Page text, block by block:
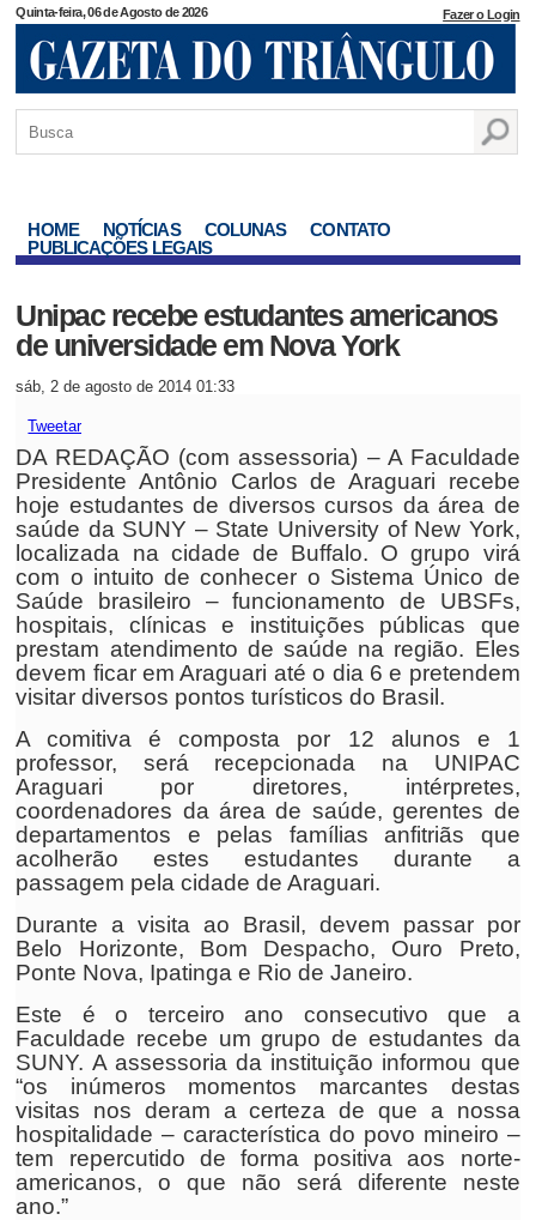
Quinta-feira, 06 de Agosto de 2026 Fazer o Login
HOME NOTÍCIAS COLUNAS
CONTATO
PUBLICAÇÕES LEGAIS
Unipac recebe estudantes americanos
de universidade em Nova York
sáb, 2 de agosto de 2014 01:33
Tweetar
DA REDAÇÃO (com assessoria) – A Faculdade
Presidente Antônio Carlos de Araguari recebe
hoje estudantes de diversos cursos da área de
saúde da SUNY – State University of New York,
localizada na cidade de Buffalo. O grupo virá
com o intuito de conhecer o Sistema Único de
Saúde brasileiro – funcionamento de UBSFs,
hospitais, clínicas e instituições públicas que
prestam atendimento de saúde na região. Eles
devem ficar em Araguari até o dia 6 e pretendem
visitar diversos pontos turísticos do Brasil.
A comitiva é composta por 12 alunos e 1
professor, será recepcionada na UNIPAC
Araguari por diretores, intérpretes,
coordenadores da área de saúde, gerentes de
departamentos e pelas famílias anfitriãs que
acolherão estes estudantes durante a
passagem pela cidade de Araguari.
Durante a visita ao Brasil, devem passar por
Belo Horizonte, Bom Despacho, Ouro Preto,
Ponte Nova, Ipatinga e Rio de Janeiro.
Este é o terceiro ano consecutivo que a
Faculdade recebe um grupo de estudantes da
SUNY. A assessoria da instituição informou que
“os inúmeros momentos marcantes destas
visitas nos deram a certeza de que a nossa
hospitalidade – característica do povo mineiro –
tem repercutido de forma positiva aos norte-
americanos, o que não será diferente neste
ano.”